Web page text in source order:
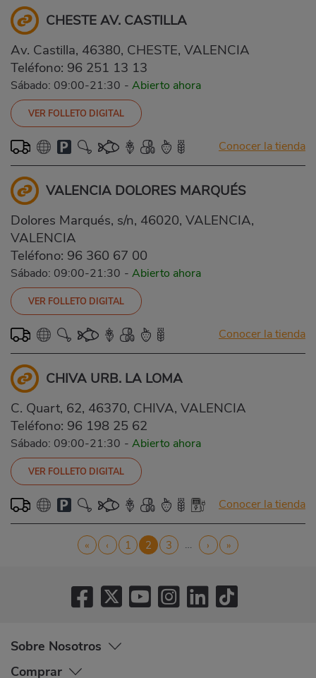
CHESTE AV. CASTILLA
Av. Castilla, 46380, CHESTE, VALENCIA
Teléfono: 96 251 13 13
Sábado: 09:00-21:30 - Abierto ahora
VER FOLLETO DIGITAL
Conocer la tienda
VALENCIA DOLORES MARQUÉS
Dolores Marqués, s/n, 46020, VALENCIA,
VALENCIA
Teléfono: 96 360 67 00
Sábado: 09:00-21:30 - Abierto ahora
VER FOLLETO DIGITAL
Conocer la tienda
CHIVA URB. LA LOMA
C. Quart, 62, 46370, CHIVA, VALENCIA
Teléfono: 96 198 25 62
Sábado: 09:00-21:30 - Abierto ahora
VER FOLLETO DIGITAL
Conocer la tienda
PaginaciónPrimera
página
«
Página
anterior
‹ Página
1
Página
actual
2 Página
3 …
Siguiente
página
›
Última
página
»
Sobre Nosotros
Comprar